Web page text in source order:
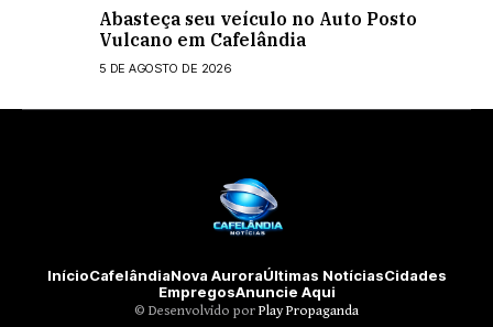
Abasteça seu veículo no Auto Posto
Vulcano em Cafelândia
5 DE AGOSTO DE 2026
InícioCafelândiaNova AuroraÚltimas NotíciasCidades
EmpregosAnuncie Aqui
©️ Desenvolvido por Play Propaganda